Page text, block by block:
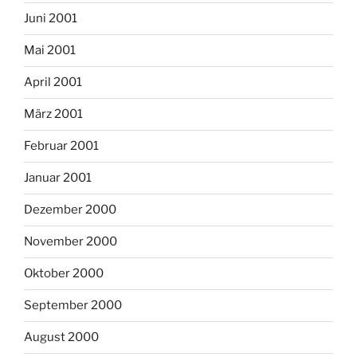
Juni 2001
Mai 2001
April 2001
März 2001
Februar 2001
Januar 2001
Dezember 2000
November 2000
Oktober 2000
September 2000
August 2000